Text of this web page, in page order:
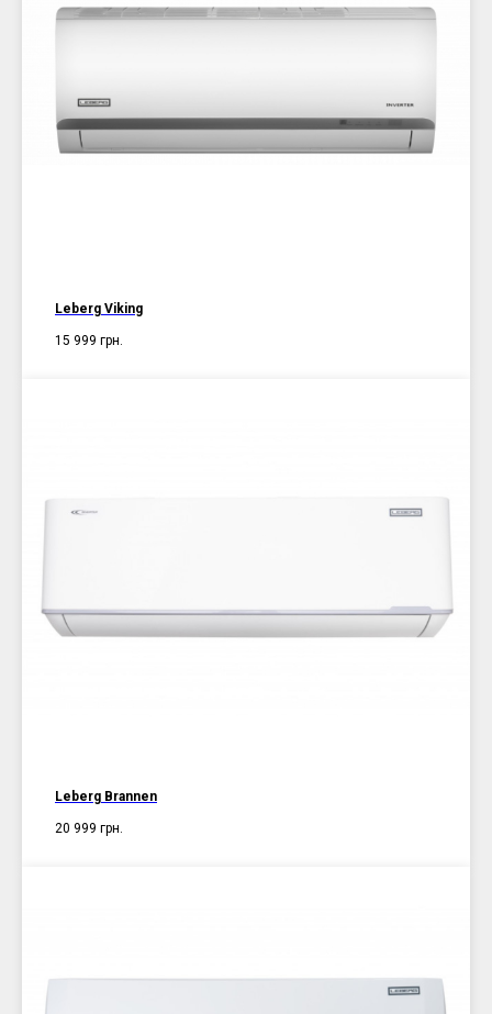
Leberg Viking
15 999 грн.
Leberg Brannen
20 999 грн.